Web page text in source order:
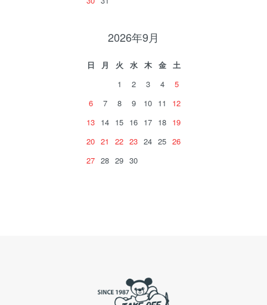
2026年9月
日 月 火 水 木 金
土
1
2 3 4
5
6
7 8 9 10 11
12
13 14 15 16 17 18 19
20 21 22 23 24 25 26
27 28 29 30